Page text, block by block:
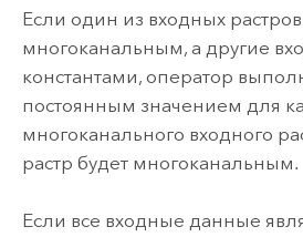
Если один из входных растров
многоканальным, а другие
константами, оператор
постоянным значением для
многоканального входного
растр будет многоканальным.
Если все входные данные